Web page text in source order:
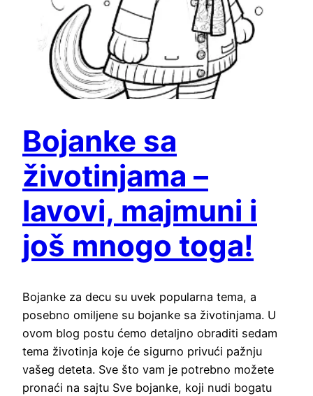
Bojanke sa
životinjama –
lavovi, majmuni i
još mnogo toga!
Bojanke za decu su uvek popularna tema, a
posebno omiljene su bojanke sa životinjama. U
ovom blog postu ćemo detaljno obraditi sedam
tema životinja koje će sigurno privući pažnju
vašeg deteta. Sve što vam je potrebno možete
pronaći na sajtu Sve bojanke, koji nudi bogatu